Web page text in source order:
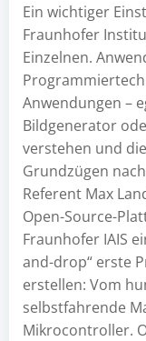
Ein wichtiger
Fraunhofer
Einzelnen.
Anwendungen –
Bildgenerator
verstehen und
Grundzügen
Referent Max
Open-Source-
Fraunhofer IAIS
and-drop“ erste
erstellen: Vom
selbstfahrende
Mikrocontroller.